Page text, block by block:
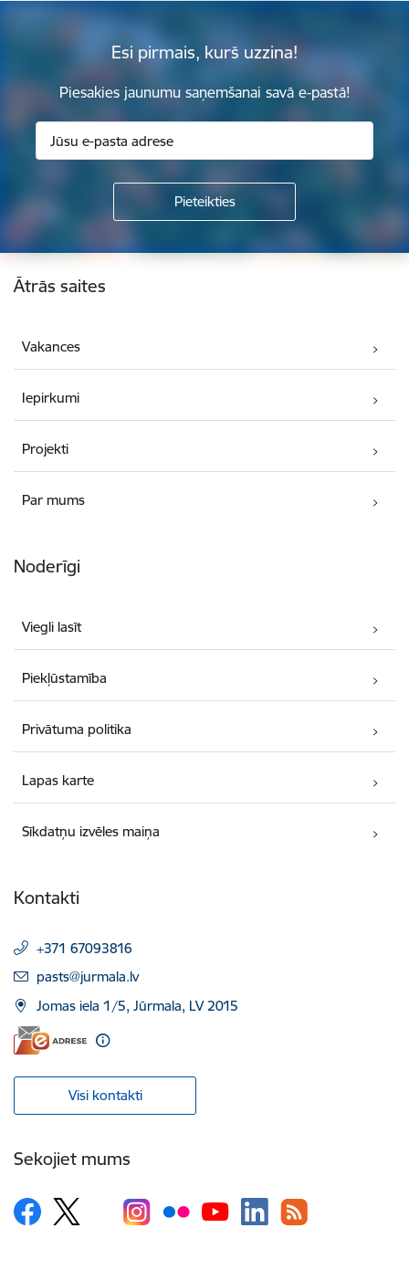
Esi pirmais, kurš uzzina!
Piesakies jaunumu saņemšanai savā e-pastā!
Kājene
Ātrās saites
Vakances
Iepirkumi
Projekti
Par mums
Noderīgi
Viegli lasīt
Piekļūstamība
Privātuma politika
Lapas karte
Sīkdatņu izvēles maiņa
Kontakti
+371 67093816
E-pasts:
pasts@jurmala.lv
Jomas iela 1/5, Jūrmala, LV 2015
Visi kontakti
Sekojiet mums